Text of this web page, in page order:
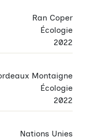
Ran Coper
Écologie
2022
Montaigne
Écologie
2022
Nations Unies